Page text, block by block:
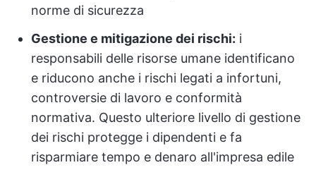
norme di sicurezza
Gestione e mitigazione dei rischi: i
responsabili delle risorse umane identificano
e riducono anche i rischi legati a infortuni,
controversie di lavoro e conformità
normativa. Questo ulteriore livello di gestione
dei rischi protegge i dipendenti e fa
risparmiare tempo e denaro all'impresa edile